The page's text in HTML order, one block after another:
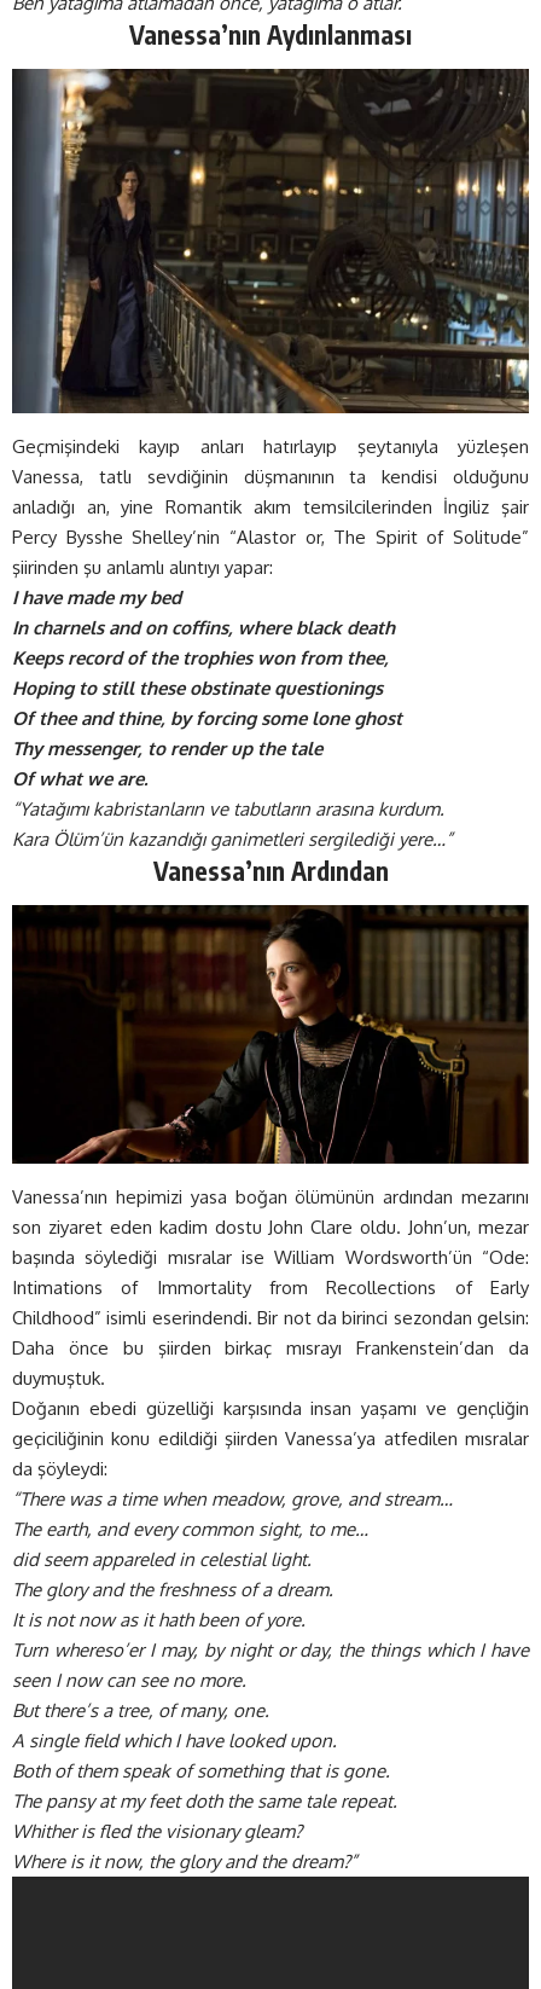
Vanessa’nın Aydınlanması
Geçmişindeki kayıp anları hatırlayıp şeytanıyla yüzleşen
Vanessa, tatlı sevdiğinin düşmanının ta kendisi olduğunu
anladığı an, yine Romantik akım temsilcilerinden İngiliz şair
Percy Bysshe Shelley’nin “Alastor or, The Spirit of Solitude”
şiirinden şu anlamlı alıntıyı yapar:
I have made my bed
In charnels and on coffins, where black death
Keeps record of the trophies won from thee,
Hoping to still these obstinate questionings
Of thee and thine, by forcing some lone ghost
Thy messenger, to render up the tale
Of what we are.
“Yatağımı kabristanların ve tabutların arasına kurdum.
Kara Ölüm’ün kazandığı ganimetleri sergilediği yere…”
Vanessa’nın Ardından
Vanessa’nın hepimizi yasa boğan ölümünün ardından mezarını
son ziyaret eden kadim dostu John Clare oldu. John’un, mezar
başında söylediği mısralar ise William Wordsworth’ün “Ode:
Intimations of Immortality from Recollections of Early
Childhood” isimli eserindendi. Bir not da birinci sezondan gelsin:
Daha önce bu şiirden birkaç mısrayı Frankenstein’dan da
duymuştuk.
Doğanın ebedi güzelliği karşısında insan yaşamı ve gençliğin
geçiciliğinin konu edildiği şiirden Vanessa’ya atfedilen mısralar
da şöyleydi:
“There was a time when meadow, grove, and stream…
The earth, and every common sight, to me…
did seem appareled in celestial light.
The glory and the freshness of a dream.
It is not now as it hath been of yore.
Turn whereso’er I may, by night or day, the things which I have
seen I now can see no more.
But there’s a tree, of many, one.
A single field which I have looked upon.
Both of them speak of something that is gone.
The pansy at my feet doth the same tale repeat.
Whither is fled the visionary gleam?
Where is it now, the glory and the dream?”